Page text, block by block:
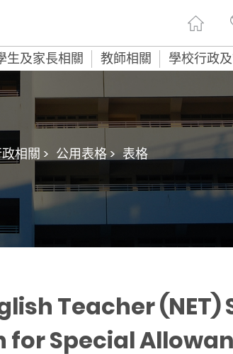
生及家長相關 教師相關 學校行政
相關 > 公用表格 > 表格
Teacher (NET)
Special